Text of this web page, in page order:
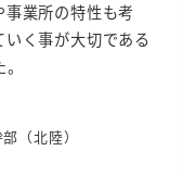
業所の特性も考
く事が大切である
（北陸）